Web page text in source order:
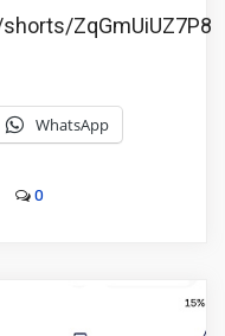
ZqGmUiUZ7P8
WhatsApp
0